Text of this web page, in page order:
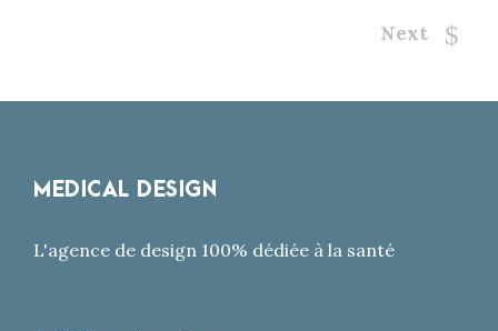
Next
MEDICAL DESIGN
L'agence de design 100% dédiée à la santé